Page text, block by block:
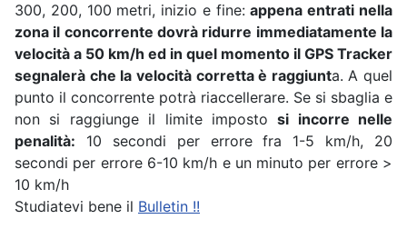
300, 200, 100 metri, inizio e fine:appena entrati nella
zona il concorrente dovrà ridurre immediatamente la
velocità a 50 km/h ed in quel momento il GPS Tracker
segnalerà che la velocità corretta è raggiunta. A quel
punto il concorrente potrà riaccellerare. Se si sbaglia e
non si raggiunge il limite impostosi incorre nelle
penalità: 10 secondi per errore fra 1-5 km/h, 20
secondi per errore 6-10 km/h e un minuto per errore >
10 km/h
Studiatevi bene il Bulletin !!